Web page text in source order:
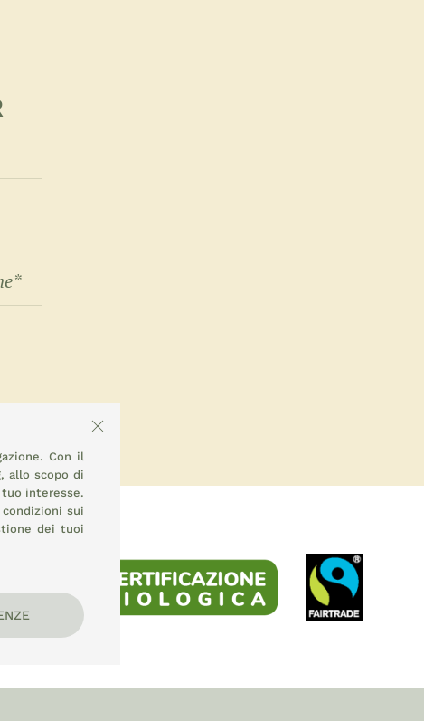
Con il
allo scopo di
interesse.
condizioni sui
dei tuoi